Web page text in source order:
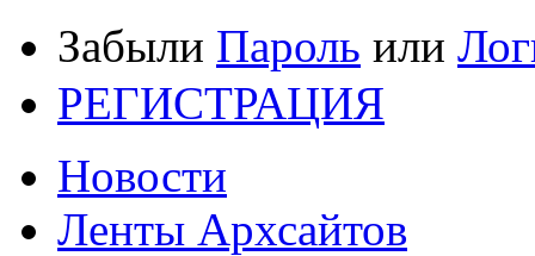
Забыли Пароль или
РЕГИСТРАЦИЯ
Новости
Ленты Архсайтов